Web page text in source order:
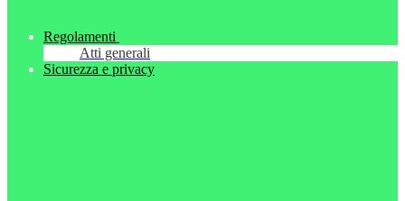
Regolamenti
Atti generali
Sicurezza e privacy